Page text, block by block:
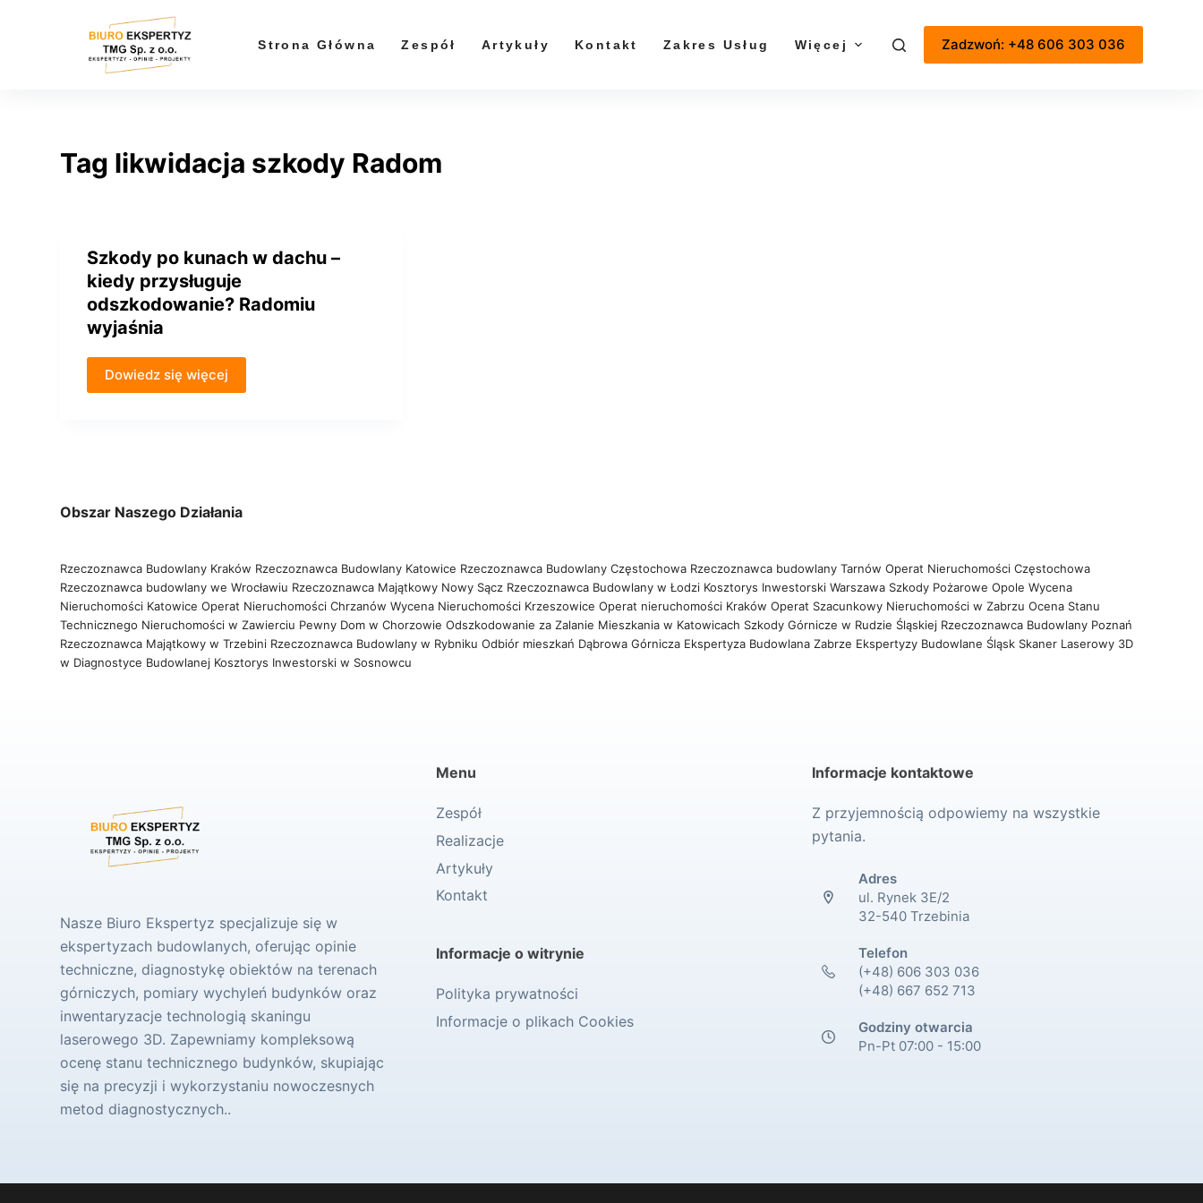
Strona Główna Zespół Artykuły Kontakt Zakres Usług Więcej Zadzwoń: +48 606 303 036
Tag likwidacja szkody Radom
Szkody po kunach w dachu –
kiedy przysługuje
odszkodowanie? Radomiu
wyjaśnia
Dowiedz się więcej
Obszar Naszego Działania
Rzeczoznawca Budowlany Kraków Rzeczoznawca Budowlany Katowice Rzeczoznawca Budowlany Częstochowa Rzeczoznawca budowlany Tarnów Operat Nieruchomości Częstochowa
Rzeczoznawca budowlany we Wrocławiu Rzeczoznawca Majątkowy Nowy Sącz Rzeczoznawca Budowlany w Łodzi Kosztorys Inwestorski Warszawa Szkody Pożarowe OpoleWycena
Nieruchomości Katowice Operat Nieruchomości Chrzanów Wycena Nieruchomości KrzeszowiceOperat nieruchomości Kraków Operat Szacunkowy Nieruchomości w ZabrzuOcena Stanu
Technicznego Nieruchomości w Zawierciu Pewny Dom w Chorzowie Odszkodowanie za Zalanie Mieszkania w Katowicach Szkody Górnicze w Rudzie Śląskiej Rzeczoznawca Budowlany Poznań
Rzeczoznawca Majątkowy w Trzebini Rzeczoznawca Budowlany w RybnikuOdbiór mieszkań Dąbrowa Górnicza Ekspertyza Budowlana Zabrze Ekspertyzy Budowlane Śląsk Skaner Laserowy 3D
w Diagnostyce Budowlanej Kosztorys Inwestorski w Sosnowcu
Nasze Biuro Ekspertyz specjalizuje się w
ekspertyzach budowlanych, oferując opinie
techniczne, diagnostykę obiektów na terenach
górniczych, pomiary wychyleń budynków oraz
inwentaryzacje technologią skaningu
laserowego 3D. Zapewniamy kompleksową
ocenę stanu technicznego budynków, skupiając
się na precyzji i wykorzystaniu nowoczesnych
metod diagnostycznych..
Menu
Zespół
Realizacje
Artykuły
Kontakt
Informacje o witrynie
Polityka prywatności
Informacje o plikach Cookies
Informacje kontaktowe
Z przyjemnością odpowiemy na wszystkie
pytania.
Adres
ul. Rynek 3E/2
32-540 Trzebinia
Telefon
(+48) 606 303 036
(+48) 667 652 713
Godziny otwarcia
Pn-Pt 07:00 - 15:00